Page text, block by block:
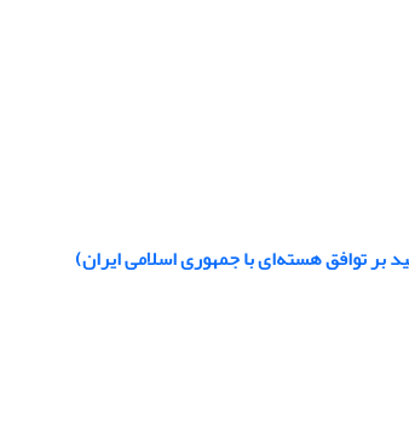
بر توافق هسته‏‌ای با جمهوری اسلامی ایران)